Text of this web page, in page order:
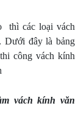
thì các loại vách
Dưới đây là bảng
công vách kính
vách kính văn